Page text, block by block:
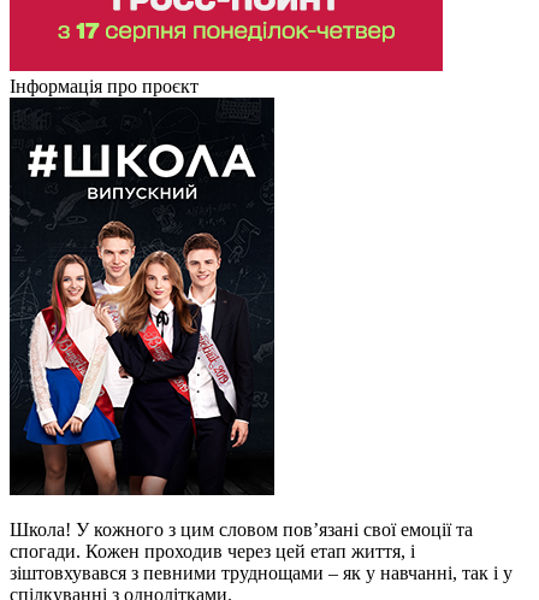
Інформація про проєкт
Школа! У кожного з цим словом пов’язані свої емоції та
спогади. Кожен проходив через цей етап життя, і
зіштовхувався з певними труднощами – як у навчанні, так і у
спілкуванні з однолітками.